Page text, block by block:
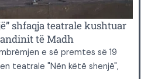
shfaqja teatrale kushtuar
të Madh
e së premtes së 19
teatrale "Nën këtë shenjë",